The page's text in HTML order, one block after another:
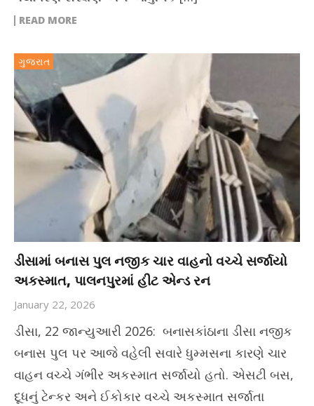
READ MORE
ગુજરાત
ડીસામાં બનાસ પુલ નજીક ચાર વાહનો વચ્ચે સર્જાયો
અકસ્માત, પાલનપુરમાં હીટ એન્ડ રન
January 22, 2026
ડીસા, 22 જાન્યુઆરી 2026: બનાસકાંઠાના ડીસા નજીક
બનાસ પુલ પર આજે વહેલી સવારે ધુમ્મસના કારણે ચાર
વાહન વચ્ચે ગંભીર અકસ્માત સર્જાયો હતો. એસટી બસ,
દૂધનું ટેન્કર અને ઈકોકાર વચ્ચે અકસ્માત સર્જાતા